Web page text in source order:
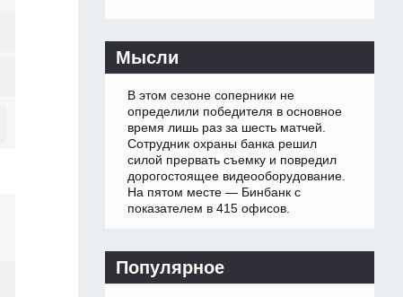
Мысли
В этом сезоне соперники не
определили победителя в основное
время лишь раз за шесть матчей.
Сотрудник охраны банка решил
силой прервать съемку и повредил
дорогостоящее видеооборудование.
На пятом месте — Бинбанк с
показателем в 415 офисов.
Популярное